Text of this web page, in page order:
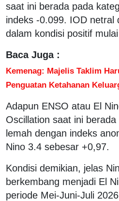
saat ini berada pada
indeks -0.099. IOD netral
dalam kondisi positif
Baca Juga :
Kemenag: Majelis Taklim
Penguatan Ketahanan
Adapun ENSO atau El
Oscillation saat ini
lemah dengan indeks
Nino 3.4 sebesar +0,97.
Kondisi demikian, jelas
berkembang menjadi El
periode Mei-Juni-Juli